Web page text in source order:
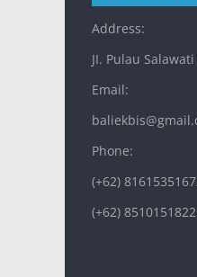
Address:
JI. Pulau
Email:
Phone:
(+62)
(+62)